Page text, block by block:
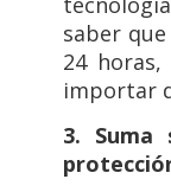
saber
24
importar
3. Suma